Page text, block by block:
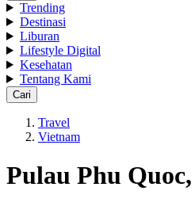
Trending
Destinasi
Liburan
Lifestyle Digital
Kesehatan
Tentang Kami
Cari
Travel
Vietnam
Pulau Phu